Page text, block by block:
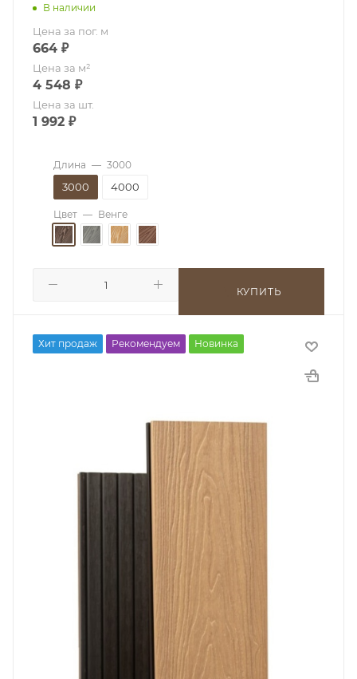
В наличии
Цена за пог. м
664 ₽
Цена за м²
4 548 ₽
Цена за шт.
1 992 ₽
Длина — 3000
3000 4000
Цвет — Венге
КУПИТЬ
Хит продаж Рекомендуем Новинка